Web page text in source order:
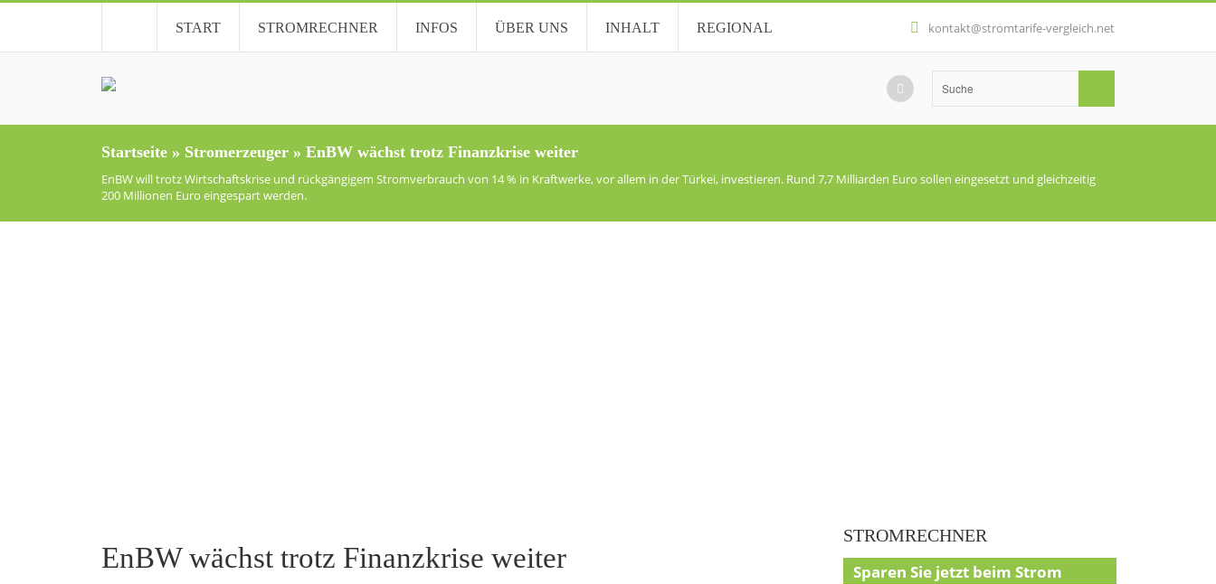
START STROMRECHNER INFOS ÜBER UNS INHALT REGIONAL kontakt@stromtarife-vergleich.net
Startseite » Stromerzeuger » EnBW wächst trotz Finanzkrise weiter
EnBW will trotz Wirtschaftskrise und rückgängigem Stromverbrauch von 14 % in Kraftwerke, vor allem in der Türkei, investieren. Rund 7,7 Milliarden Euro sollen eingesetzt und gleichzeitig
200 Millionen Euro eingespart werden.
EnBW wächst trotz Finanzkrise weiter
STROMRECHNER
Sparen Sie jetzt beim Strom